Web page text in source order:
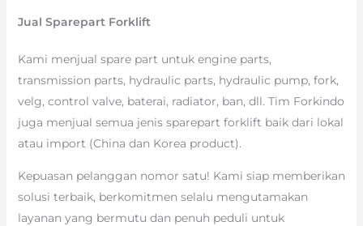
Jual Sparepart Forklift
Kami menjual spare part untuk engine parts,
transmission parts, hydraulic parts, hydraulic pump, fork,
velg, control valve, baterai, radiator, ban, dll. Tim Forkindo
juga menjual semua jenis sparepart forklift baik dari lokal
atau import (China dan Korea product).
Kepuasan pelanggan nomor satu! Kami siap memberikan
solusi terbaik, berkomitmen selalu mengutamakan
layanan yang bermutu dan penuh peduli untuk